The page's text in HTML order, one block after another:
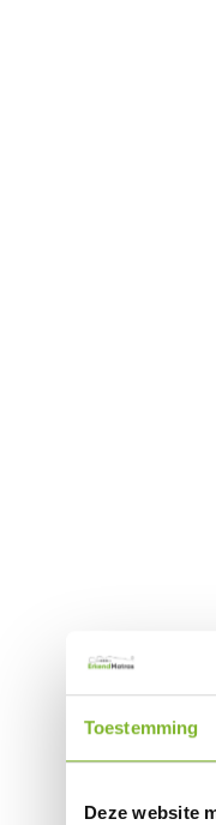
Toestemming
Deze website